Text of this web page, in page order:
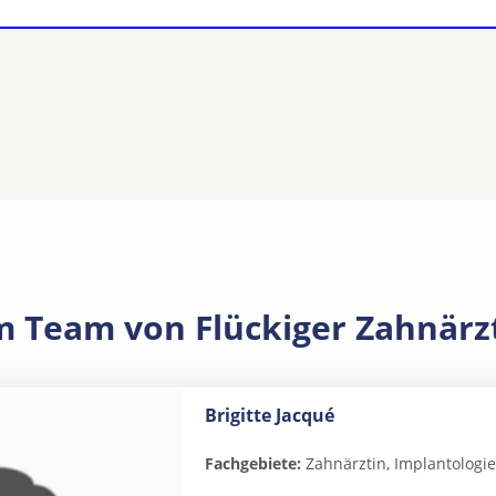
Team von Flückiger
Brigitte Jacqué
Fachgebiete: Zahnärztin, Implantologie